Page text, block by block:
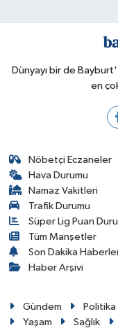
Dünyayı bir de
en
Nöbetçi Eczaneler
Hava Durumu
Namaz Vakitleri
Trafik Durumu
Süper Lig Puan
Tüm Manşetler
Son Dakika
Haber Arşivi
Gündem Politika
Yaşam
Sağlık